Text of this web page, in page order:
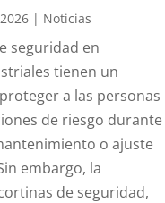
| Noticias
seguridad en
tienen un
a las personas
de riesgo durante
o ajuste
embargo, la
de seguridad,